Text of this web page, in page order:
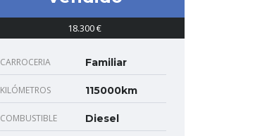
18.300 €
CARROCERIA Familiar
KILÓMETROS 115000km
COMBUSTIBLE Diesel